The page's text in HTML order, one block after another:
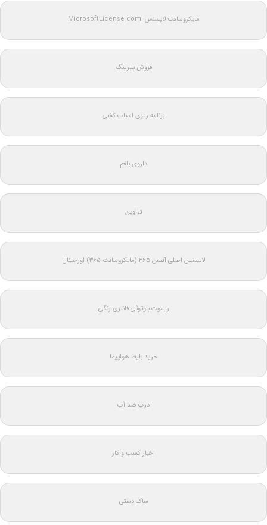
مایکروسافت لایسنس: MicrosoftLicense.com
فروش بلبرینگ
برنامه ریزی اسباب کشی
داروی بلغم
تراوین
لایسنس اصلی آفیس ۳۶۵ (مایکروسافت ۳۶۵) اورجینال
ریموت بلوتوثی فانتزی رنگی
خرید بلیط هواپیما
درب ضد آب
اخبار کسب و کار
ساک دستی